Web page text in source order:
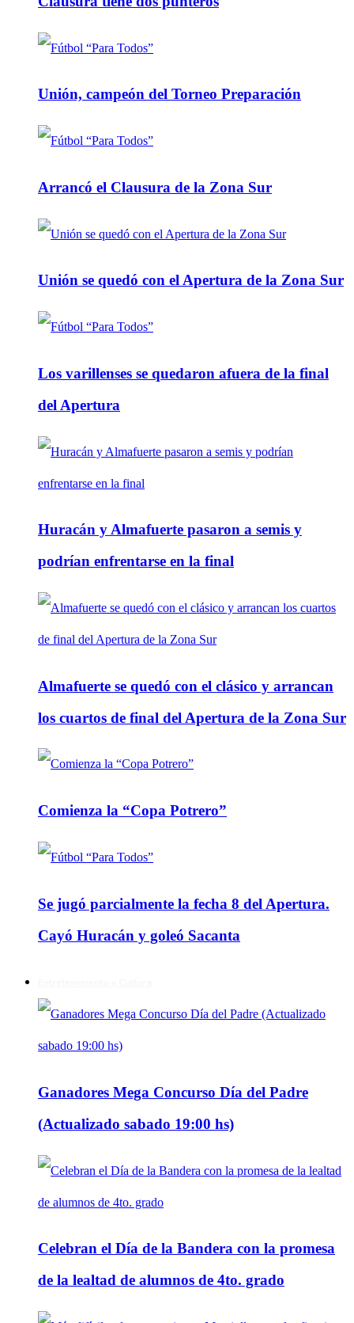
Unión, campeón del Torneo Preparación
Arrancó el Clausura de la Zona Sur
Unión se quedó con el Apertura de la Zona Sur
Los varillenses se quedaron afuera de la final
del Apertura
Huracán y Almafuerte pasaron a semis y
podrían enfrentarse en la final
Almafuerte se quedó con el clásico y arrancan
los cuartos de final del Apertura de la Zona Sur
Comienza la “Copa Potrero”
Se jugó parcialmente la fecha 8 del Apertura.
Cayó Huracán y goleó Sacanta
Ganadores Mega Concurso Día del Padre
(Actualizado sabado 19:00 hs)
Celebran el Día de la Bandera con la promesa
de la lealtad de alumnos de 4to. grado